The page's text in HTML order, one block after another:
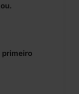
primeiro